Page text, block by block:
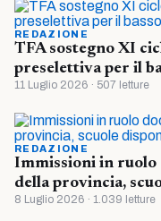
REDAZIONE
TFA sostegno XI
preselettiva per il
11 Luglio 2026 · 507 letture
REDAZIONE
Immissioni in ruolo
della provincia,
8 Luglio 2026 · 1.039 letture